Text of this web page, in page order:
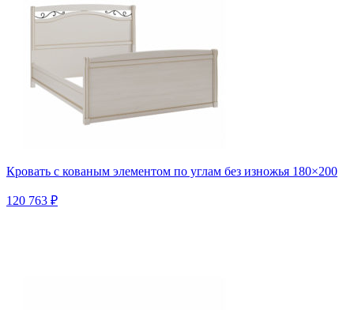
Кровать с кованым элементом по углам без изножья 180×200
120 763 ₽